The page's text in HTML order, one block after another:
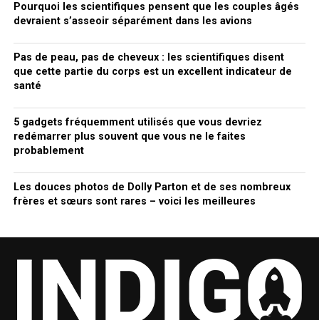
Pourquoi les scientifiques pensent que les couples âgés
devraient s’asseoir séparément dans les avions
Pas de peau, pas de cheveux : les scientifiques disent
que cette partie du corps est un excellent indicateur de
santé
5 gadgets fréquemment utilisés que vous devriez
redémarrer plus souvent que vous ne le faites
probablement
Les douces photos de Dolly Parton et de ses nombreux
frères et sœurs sont rares – voici les meilleures